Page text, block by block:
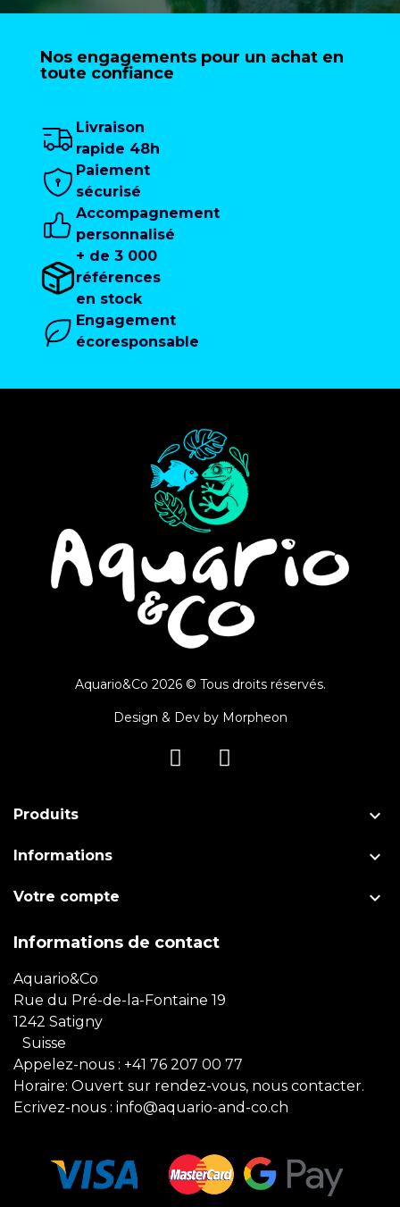
Nos engagements pour un achat en
toute confiance
Livraison
rapide 48h
Paiement
sécurisé
Accompagnement
personnalisé
+ de 3 000
références
en stock
Engagement
écoresponsable
Aquario&Co 2026 © Tous droits réservés.
Design & Dev by Morpheon
Produits 
Informations 
Votre compte 
Informations de contact
Aquario&Co
Rue du Pré-de-la-Fontaine 19
1242 Satigny
Suisse
Appelez-nous : +41 76 207 00 77
Horaire: Ouvert sur rendez-vous, nous contacter.
Ecrivez-nous : info@aquario-and-co.ch